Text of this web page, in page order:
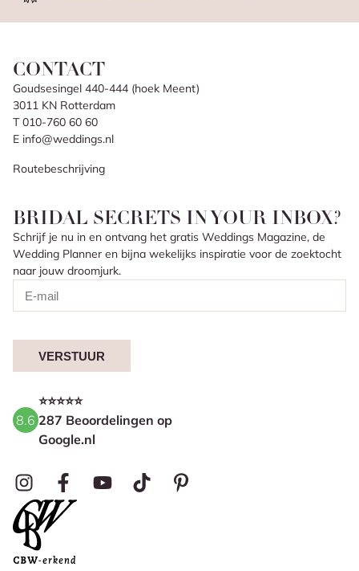
CONTACT
Goudsesingel 440-444 (hoek Meent)
3011 KN Rotterdam
T 010-760 60 60
E info@weddings.nl
Routebeschrijving
BRIDAL SECRETS IN YOUR INBOX?
Schrijf je nu in en ontvang het gratis Weddings Magazine, de
Wedding Planner en bijna wekelijks inspiratie voor de zoektocht
naar jouw droomjurk.
VERSTUUR
8.6
⭐⭐⭐⭐⭐
287 Beoordelingen op
Google.nl